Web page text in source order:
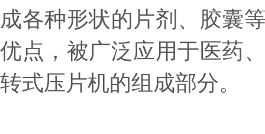
成各种形状的片剂、胶囊
优点，被广泛应用于医药
转式压片机的组成部分。